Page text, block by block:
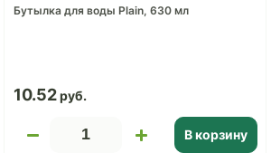
Бутылка для воды Plain, 630 мл
10.52
В корзину